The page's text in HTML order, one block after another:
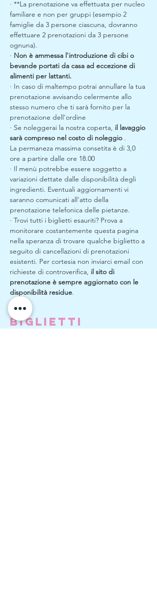
· **La prenotazione va effettuata per nucleo
familiare e non per gruppi (esempio 2
famiglie da 3 persone ciascuna, dovranno
effettuare 2 prenotazioni da 3 persone
ognuna).
· Non è ammessa l'introduzione di cibi o
bevande portati da casa ad eccezione di
alimenti per lattanti.
· In caso di maltempo potrai annullare la tua
prenotazione avvisando celermente allo
stesso numero che ti sarà fornito per la
prenotazione dell'ordine
· Se noleggerai la nostra coperta, il lavaggio
sarà compreso nel costo di noleggio .
La permaneza massima consetita è di 3,0
ore a partire dalle ore 18.00
· Il menù potrebbe essere soggetto a
variazioni dettate dalle disponibilità degli
ingredienti. Eventuali aggiornamenti vi
saranno comunicati all'atto della
prenotazione telefonica delle pietanze.
· Trovi tutti i biglietti esauriti? Prova a
monitorare costantemente questa pagina
nella speranza di trovare qualche biglietto a
seguito di cancellazioni di prenotazioni
esistenti. Per cortesia non inviarci email con
richieste di controverifica, il sito di
prenotazione è sempre aggiornato con le
disponibilità residue.
Biglietti